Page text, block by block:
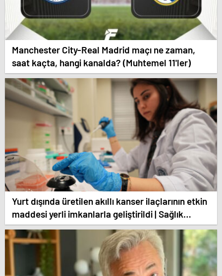
Manchester City-Real Madrid maçı ne zaman,
saat kaçta, hangi kanalda? (Muhtemel 11'ler)
Yurt dışında üretilen akıllı kanser ilaçlarının etkin
maddesi yerli imkanlarla geliştirildi | Sağlık
Haberleri